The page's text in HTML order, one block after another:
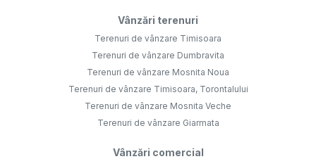
Vânzări terenuri
Terenuri de vânzare Timisoara
Terenuri de vânzare Dumbravita
Terenuri de vânzare Mosnita Noua
Terenuri de vânzare Timisoara, Torontalului
Terenuri de vânzare Mosnita Veche
Terenuri de vânzare Giarmata
Vânzări comercial